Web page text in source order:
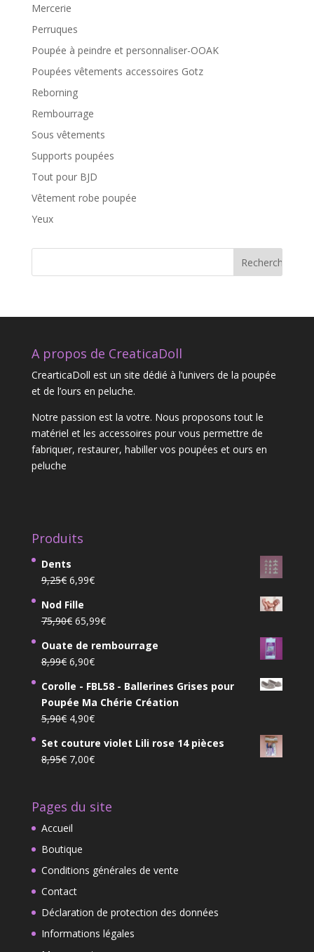
Mercerie
Perruques
Poupée à peindre et personnaliser-OOAK
Poupées vêtements accessoires Gotz
Reborning
Rembourrage
Sous vêtements
Supports poupées
Tout pour BJD
Vêtement robe poupée
Yeux
A propos de CreaticaDoll
CrearticaDoll est un site dédié à l’univers de la poupée
et de l’ours en peluche.
Notre passion est la votre. Nous proposons tout le
matériel et les accessoires pour vous permettre de
fabriquer, restaurer, habiller vos poupées et ours en
peluche
Produits
Dents
9,25€ Le
initial
était :
9,25€.
6,99€Le
est :
6,99€.
Nod Fille
75,90€ Le
initial
était :
75,90€.
65,99€Le
actuel
65,99€.
Ouate de rembourrage
8,99€ Le
initial
était :
8,99€.
6,90€Le
actuel
est :
6,90€.
Corolle - FBL58 - Ballerines Grises pour
Poupée Ma Chérie Création
5,90€ Le
initial
était :
4,90€Le
actuel
est :
Set couture violet Lili rose 14 pièces
8,95€ Le
était :
8,95€.
7,00€Le
est :
Pages du site
Accueil
Boutique
Conditions générales de vente
Contact
Déclaration de protection des données
Informations légales